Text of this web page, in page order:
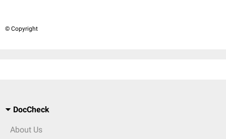
© Copyright
DocCheck
About Us